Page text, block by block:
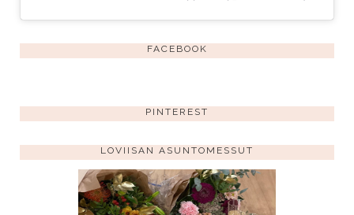
FACEBOOK
PINTEREST
LOVIISAN ASUNTOMESSUT